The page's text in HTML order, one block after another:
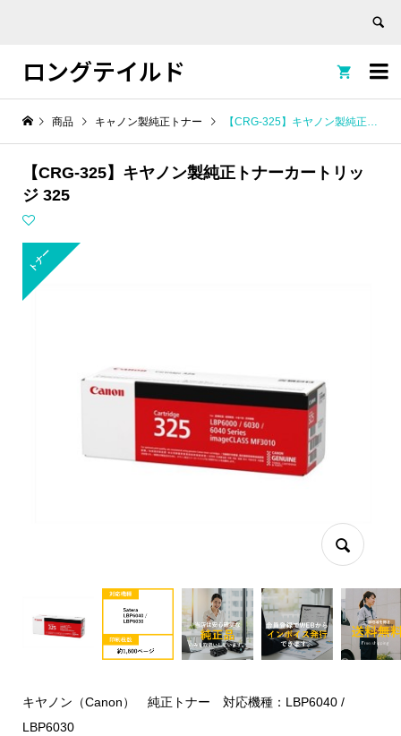

ロングテイルド 
商品 キャノン製純正トナー 【CRG-325】キヤノン製純正トナーカートリッジ 325
【CRG-325】キヤノン製純正トナーカートリッ
ジ 325
トナー
キヤノン（Canon） 純正トナー 対応機種：LBP6040 /
LBP6030